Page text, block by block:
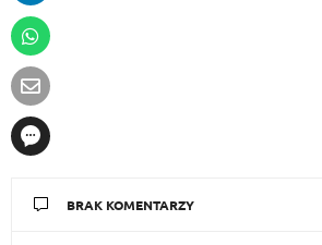
BRAK KOMENTARZY